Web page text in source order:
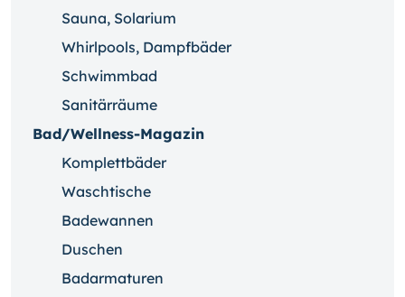
Sauna, Solarium
Whirlpools, Dampfbäder
Schwimmbad
Sanitärräume
Bad/Wellness-Magazin
Komplettbäder
Waschtische
Badewannen
Duschen
Badarmaturen